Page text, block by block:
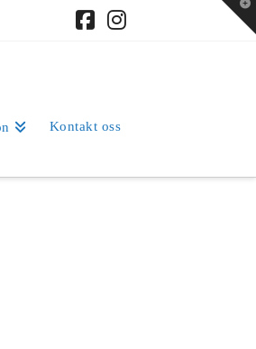
Kontakt oss